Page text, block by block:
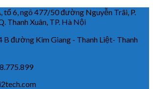
ngõ 477/50 đường Nguyễn Trãi, P.
Thanh Xuân, TP. Hà Nội
Kim Giang - Thanh Liệt- Thanh